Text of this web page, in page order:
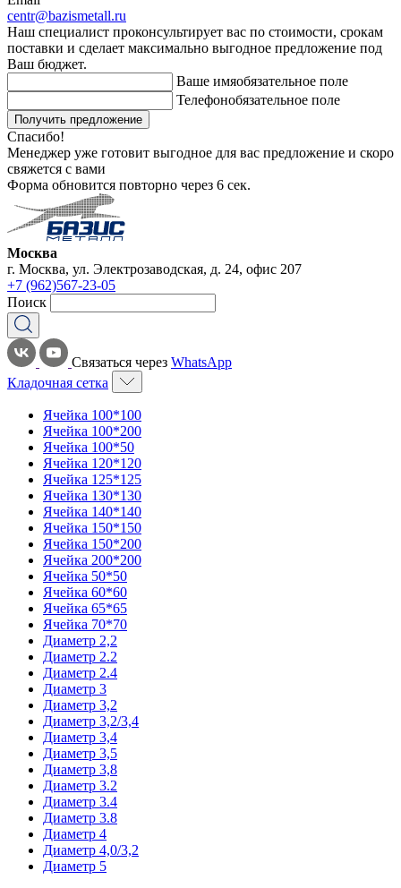
centr@bazismetall.ru
Наш специалист проконсультирует вас по стоимости, срокам
поставки и сделает максимально выгодное предложение под
Ваш бюджет.
Ваше имяобязательное поле
Телефонобязательное поле
Получить предложение
Спасибо!
Менеджер уже готовит выгодное для вас предложение и скоро
свяжется с вами
Форма обновится повторно через 6 сек.
Москва
г. Москва, ул. Электрозаводская, д. 24, офис 207
+7 (962)567-23-05
Поиск
Связаться через WhatsApp
Кладочная сетка
Ячейка 100*100
Ячейка 100*200
Ячейка 100*50
Ячейка 120*120
Ячейка 125*125
Ячейка 130*130
Ячейка 140*140
Ячейка 150*150
Ячейка 150*200
Ячейка 200*200
Ячейка 50*50
Ячейка 60*60
Ячейка 65*65
Ячейка 70*70
Диаметр 2,2
Диаметр 2.2
Диаметр 2.4
Диаметр 3
Диаметр 3,2
Диаметр 3,2/3,4
Диаметр 3,4
Диаметр 3,5
Диаметр 3,8
Диаметр 3.2
Диаметр 3.4
Диаметр 3.8
Диаметр 4
Диаметр 4,0/3,2
Диаметр 5